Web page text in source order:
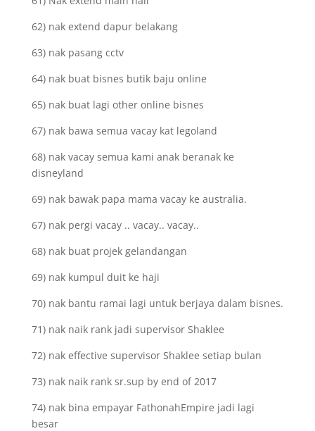
62) nak extend dapur belakang
63) nak pasang cctv
64) nak buat bisnes butik baju online
65) nak buat lagi other online bisnes
67) nak bawa semua vacay kat legoland
68) nak vacay semua kami anak beranak ke
disneyland
69) nak bawak papa mama vacay ke australia.
67) nak pergi vacay .. vacay.. vacay..
68) nak buat projek gelandangan
69) nak kumpul duit ke haji
70) nak bantu ramai lagi untuk berjaya dalam bisnes.
71) nak naik rank jadi supervisor Shaklee
72) nak effective supervisor Shaklee setiap bulan
73) nak naik rank sr.sup by end of 2017
74) nak bina empayar FathonahEmpire jadi lagi
besar